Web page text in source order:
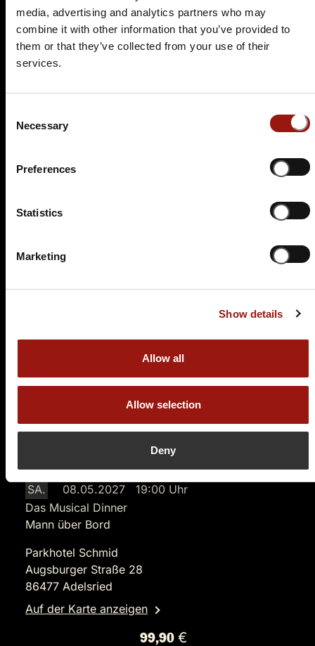
media, advertising and analytics partners who may
combine it with other information that you’ve provided to
them or that they’ve collected from your use of their
services.
Selection
Necessary
Preferences
Statistics
Marketing
Show details
Allow all
Allow selection
Deny
Tickets kaufen
FR.
05.02.2027 19:00 Uhr
Parkhotel Schmid
Tickets kaufen
SA.
08.05.2027 19:00 Uhr
Das Musical Dinner
Mann über Bord
Parkhotel Schmid
Augsburger Straße 28
86477 Adelsried
Auf der Karte anzeigen
99,90 €